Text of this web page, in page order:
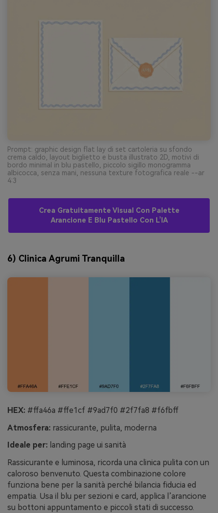
Prompt: graphic design flat lay di set cartoleria su sfondo
crema caldo, layout biglietto e busta illustrato 2D, motivi di
bordo minimal in blu pastello, piccolo sigillo monogramma
albicocca, senza mani, nessuna texture fotografica reale --ar
4:3
Crea Gratuitamente Visual Con Palette
Arancione E Blu Pastello Con L’IA
6) Clinica Agrumi Tranquilla
HEX: #ffa46a #ffe1cf #9ad7f0 #2f7fa8 #f6fbff
Atmosfera: rassicurante, pulita, moderna
Ideale per: landing page ui sanità
Rassicurante e luminosa, ricorda una clinica pulita con un
caloroso benvenuto. Questa combinazione colore
funziona bene per la sanità perché bilancia fiducia ed
empatia. Usa il blu per sezioni e card, applica l’arancione
su bottoni appuntamento e piccoli stati di successo.